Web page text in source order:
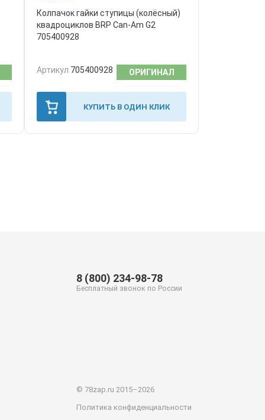
Колпачок гайки ступицы (колёсный)
квадроциклов BRP Can-Am G2
705400928
Артикул 705400928 ОРИГИНАЛ
КУПИТЬ В ОДИН КЛИК
8 (800) 234-98-78
Бесплатный звонок по России
© 78zap.ru 2015–2026
Политика конфиденциальности